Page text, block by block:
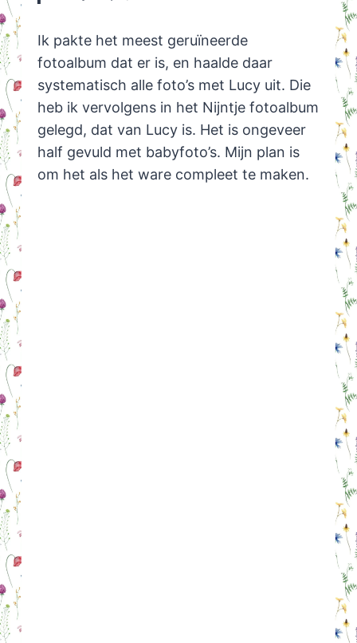
Ik pakte het meest geruïneerde
fotoalbum dat er is, en haalde daar
systematisch alle foto’s met Lucy uit. Die
heb ik vervolgens in het Nijntje fotoalbum
gelegd, dat van Lucy is. Het is ongeveer
half gevuld met babyfoto’s. Mijn plan is
om het als het ware compleet te maken.